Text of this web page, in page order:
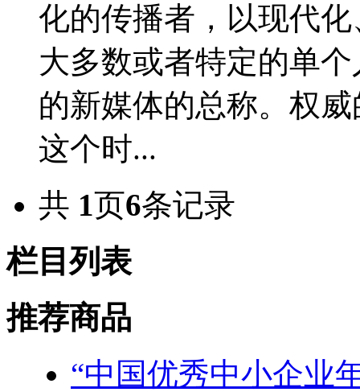
化的传播者，以现代
大多数或者特定的单
的新媒体的总称。权
这个时...
共 1页6条记录
栏目列表
推荐商品
“中国优秀中小企业